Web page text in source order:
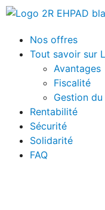
Nos offres
Tout savoir sur
Avantages
Fiscalité
Gestion
Rentabilité
Sécurité
Solidarité
FAQ